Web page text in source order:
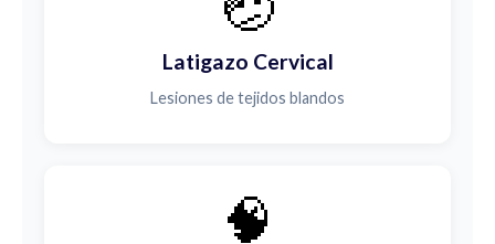
Latigazo Cervical
Lesiones de tejidos blandos
🧠